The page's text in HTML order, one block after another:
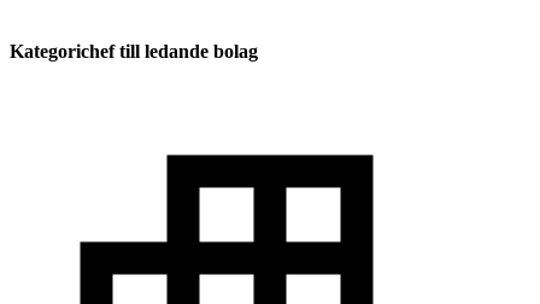
Kategorichef till ledande bolag